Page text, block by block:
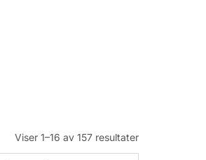
Viser 1–16 av 157 resultater